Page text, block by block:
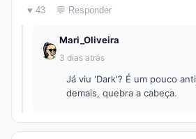
♥ 43 💬 Responder
Mari_Oliveira
3 dias atrás
Já viu 'Dark'? É um pouco
demais, quebra a cabeça.